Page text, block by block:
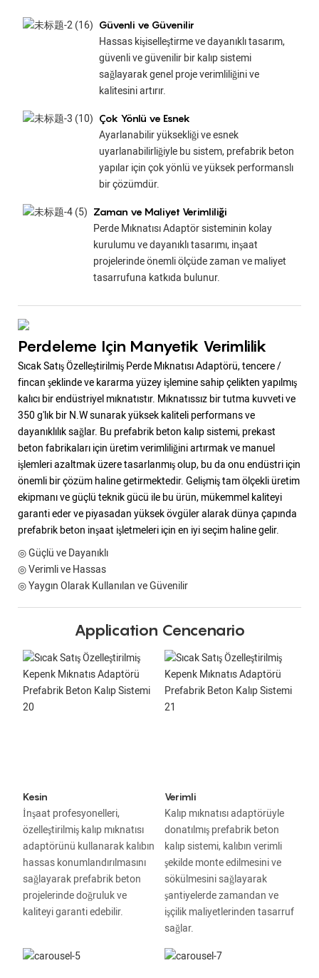
Güvenli ve Güvenilir
Hassas kişiselleştirme ve dayanıklı tasarım,
güvenli ve güvenilir bir kalıp sistemi
sağlayarak genel proje verimliliğini ve
kalitesini artırır.
Çok Yönlü ve Esnek
Ayarlanabilir yüksekliği ve esnek
uyarlanabilirliğiyle bu sistem, prefabrik beton
yapılar için çok yönlü ve yüksek performanslı
bir çözümdür.
Zaman ve Maliyet Verimliliği
Perde Mıknatısı Adaptör sisteminin kolay
kurulumu ve dayanıklı tasarımı, inşaat
projelerinde önemli ölçüde zaman ve maliyet
tasarrufuna katkıda bulunur.
Perdeleme Için Manyetik Verimlilik
Sıcak Satış Özelleştirilmiş Perde Mıknatısı Adaptörü, tencere /
fincan şeklinde ve kararma yüzey işlemine sahip çelikten yapılmış
kalıcı bir endüstriyel mıknatıstır. Mıknatıssız bir tutma kuvveti ve
350 g'lık bir N.W sunarak yüksek kaliteli performans ve
dayanıklılık sağlar. Bu prefabrik beton kalıp sistemi, prekast
beton fabrikaları için üretim verimliliğini artırmak ve manuel
işlemleri azaltmak üzere tasarlanmış olup, bu da onu endüstri için
önemli bir çözüm haline getirmektedir. Gelişmiş tam ölçekli üretim
ekipmanı ve güçlü teknik gücü ile bu ürün, mükemmel kaliteyi
garanti eder ve piyasadan yüksek övgüler alarak dünya çapında
prefabrik beton inşaat işletmeleri için en iyi seçim haline gelir.
◎ Güçlü ve Dayanıklı
◎ Verimli ve Hassas
◎ Yaygın Olarak Kullanılan ve Güvenilir
Application Cencenario
Kesin
İnşaat profesyonelleri,
özelleştirilmiş kalıp mıknatısı
adaptörünü kullanarak kalıbın
hassas konumlandırılmasını
sağlayarak prefabrik beton
projelerinde doğruluk ve
kaliteyi garanti edebilir.
Verimli
Kalıp mıknatısı adaptörüyle
donatılmış prefabrik beton
kalıp sistemi, kalıbın verimli
şekilde monte edilmesini ve
sökülmesini sağlayarak
şantiyelerde zamandan ve
işçilik maliyetlerinden tasarruf
sağlar.